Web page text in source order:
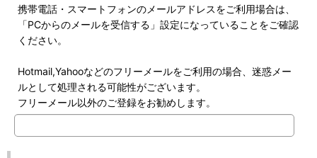
携帯電話・スマートフォンのメールアドレスをご利用場合は、
「PCからのメールを受信する」設定になっていることをご確認
ください。
Hotmail,Yahooなどのフリーメールをご利用の場合、迷惑メー
ルとして処理される可能性がございます。
フリーメール以外のご登録をお勧めします。